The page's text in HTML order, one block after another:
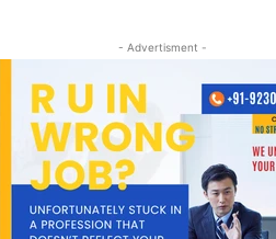
- Advertisment -